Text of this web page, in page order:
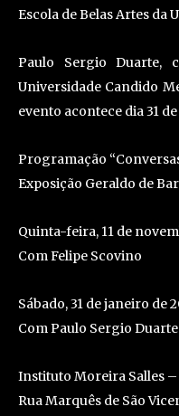
Escola de Belas Artes da
Paulo Sergio Duarte,
Universidade Candido
evento acontece dia 31
Programação
Exposição Geraldo de
Quinta-feira, 11 de
Com Felipe Scovino
Sábado, 31 de janeiro de
Com Paulo Sergio Duarte
Instituto Moreira Salles –
Rua Marquês de São